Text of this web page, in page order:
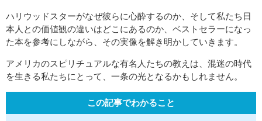
ハリウッドスターがなぜ彼らに心酔するのか、そして私たち日
本人との価値観の違いはどこにあるのか、ベストセラーになっ
た本を参考にしながら、その実像を解き明かしていきます。
アメリカのスピリチュアルな有名人たちの教えは、混迷の時代
を生きる私たちにとって、一条の光となるかもしれません。
この記事でわかること